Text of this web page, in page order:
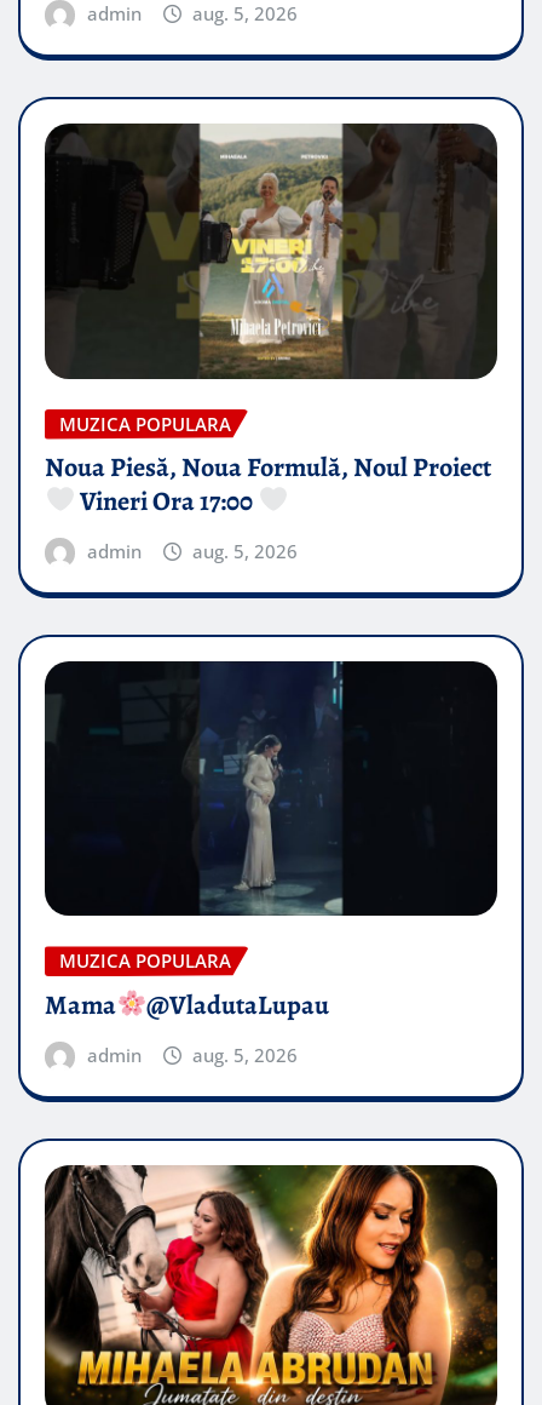
admin aug. 5, 2026
MUZICA POPULARA
Noua Piesă, Noua Formulă, Noul Proiect
Vineri Ora 17:00
admin aug. 5, 2026
MUZICA POPULARA
Mama @VladutaLupau
admin aug. 5, 2026